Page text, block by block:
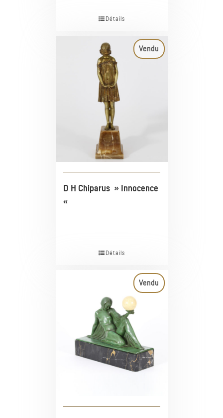
Détails
Vendu
D H Chiparus » Innocence
«
Détails
Vendu